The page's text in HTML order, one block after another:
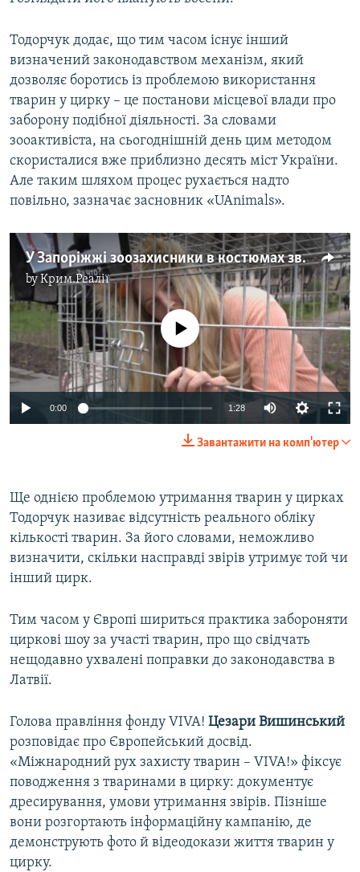
Тодорчук додає, що тим часом існує інший
визначений законодавством механізм, який
дозволяє боротись із проблемою використання
тварин у цирку – це постанови місцевої влади про
заборону подібної діяльності. За словами
зооактивіста, на сьогоднішній день цим методом
скористалися вже приблизно десять міст України.
Але таким шляхом процес рухається надто
повільно, зазначає засновник «UAnimals».
У Запоріжжі зоозахисники в костюмах звірів та в клітці агітували за цирк без тварин (відео)
byКрим.Реалії
No media source currently available
0:00 1:28
Завантажити на комп'ютер
Ще однією проблемою утримання тварин у цирках
Тодорчук називає відсутність реального обліку
кількості тварин. За його словами, неможливо
визначити, скільки насправді звірів утримує той чи
інший цирк.
Тим часом у Європі шириться практика забороняти
циркові шоу за участі тварин, про що свідчать
нещодавно ухвалені поправки до законодавства в
Латвії.
Голова правління фонду VIVA! Цезари Вишинський
розповідає про Європейський досвід.
«Міжнародний рух захисту тварин – VIVA!» фіксує
поводження з тваринами в цирку: документує
дресирування, умови утримання звірів. Пізніше
вони розгортають інформаційну кампанію, де
демонструють фото й відеодокази життя тварин у
цирку.